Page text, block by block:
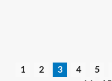
1 2 3 4 5